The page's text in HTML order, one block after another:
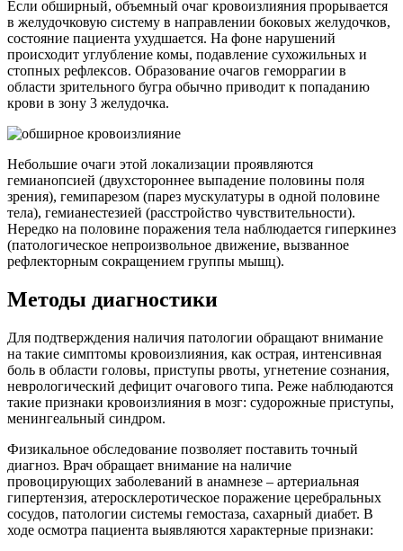
Если обширный, объемный очаг кровоизлияния прорывается
в желудочковую систему в направлении боковых желудочков,
состояние пациента ухудшается. На фоне нарушений
происходит углубление комы, подавление сухожильных и
стопных рефлексов. Образование очагов геморрагии в
области зрительного бугра обычно приводит к попаданию
крови в зону 3 желудочка.
Небольшие очаги этой локализации проявляются
гемианопсией (двухстороннее выпадение половины поля
зрения), гемипарезом (парез мускулатуры в одной половине
тела), гемианестезией (расстройство чувствительности).
Нередко на половине поражения тела наблюдается гиперкинез
(патологическое непроизвольное движение, вызванное
рефлекторным сокращением группы мышц).
Методы диагностики
Для подтверждения наличия патологии обращают внимание
на такие симптомы кровоизлияния, как острая, интенсивная
боль в области головы, приступы рвоты, угнетение сознания,
неврологический дефицит очагового типа. Реже наблюдаются
такие признаки кровоизлияния в мозг: судорожные приступы,
менингеальный синдром.
Физикальное обследование позволяет поставить точный
диагноз. Врач обращает внимание на наличие
провоцирующих заболеваний в анамнезе – артериальная
гипертензия, атеросклеротическое поражение церебральных
сосудов, патологии системы гемостаза, сахарный диабет. В
ходе осмотра пациента выявляются характерные признаки: